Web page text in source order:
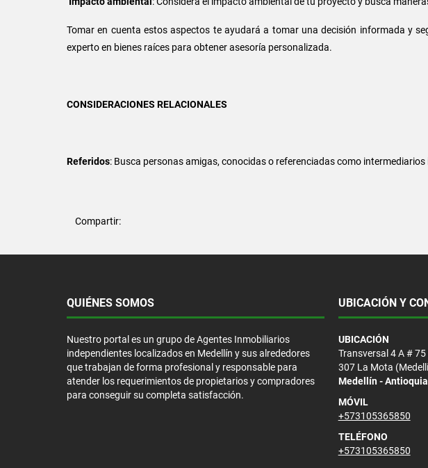
Tomar en cuenta estos aspectos te ayudará a tomar una decisión informada y
experto en bienes raíces para obtener asesoría personalizada.
CONSIDERACIONES RELACIONALES
Referidos: Busca personas amigas, conocidas o referenciadas como
Compartir:
QUIÉNES SOMOS
Nuestro portal es un grupo de Agentes Inmobiliarios
independientes localizados en Medellín y sus alrededores
que trabajan de forma profesional y responsable para
atender los requerimientos de propietarios y compradores
para conseguir su completa satisfacción.
UBICACIÓN Y
UBICACIÓN
Transversal 4 A #
307 La Mota
Medellín -
MÓVIL
+573105365850
TELÉFONO
+573105365850